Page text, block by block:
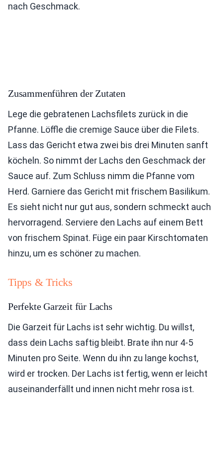
nach Geschmack.
Zusammenführen der Zutaten
Lege die gebratenen Lachsfilets zurück in die
Pfanne. Löffle die cremige Sauce über die Filets.
Lass das Gericht etwa zwei bis drei Minuten sanft
köcheln. So nimmt der Lachs den Geschmack der
Sauce auf. Zum Schluss nimm die Pfanne vom
Herd. Garniere das Gericht mit frischem Basilikum.
Es sieht nicht nur gut aus, sondern schmeckt auch
hervorragend. Serviere den Lachs auf einem Bett
von frischem Spinat. Füge ein paar Kirschtomaten
hinzu, um es schöner zu machen.
Tipps & Tricks
Perfekte Garzeit für Lachs
Die Garzeit für Lachs ist sehr wichtig. Du willst,
dass dein Lachs saftig bleibt. Brate ihn nur 4-5
Minuten pro Seite. Wenn du ihn zu lange kochst,
wird er trocken. Der Lachs ist fertig, wenn er leicht
auseinanderfällt und innen nicht mehr rosa ist.